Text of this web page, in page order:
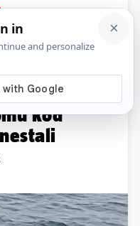
Komentari
kod